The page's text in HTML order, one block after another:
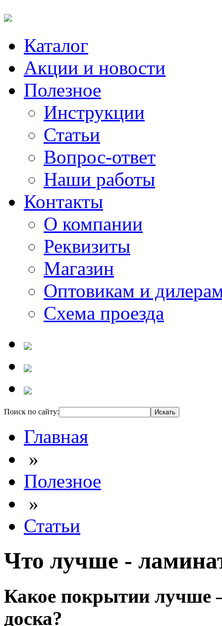
Каталог
Акции и новости
Полезное
Инструкции
Статьи
Вопрос-ответ
Наши работы
Контакты
О компании
Реквизиты
Магазин
Оптовикам и
Схема проезда
Поиск по сайту:
Главная
»
Полезное
»
Статьи
Что лучше -
Какое покрытии лучше
доска?